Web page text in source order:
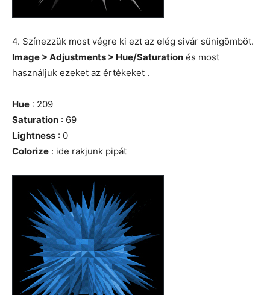
4. Színezzük most végre ki ezt az elég sivár sünigömböt.
Image > Adjustments > Hue/Saturation és most
használjuk ezeket az értékeket .
Hue : 209
Saturation : 69
Lightness : 0
Colorize : ide rakjunk pipát